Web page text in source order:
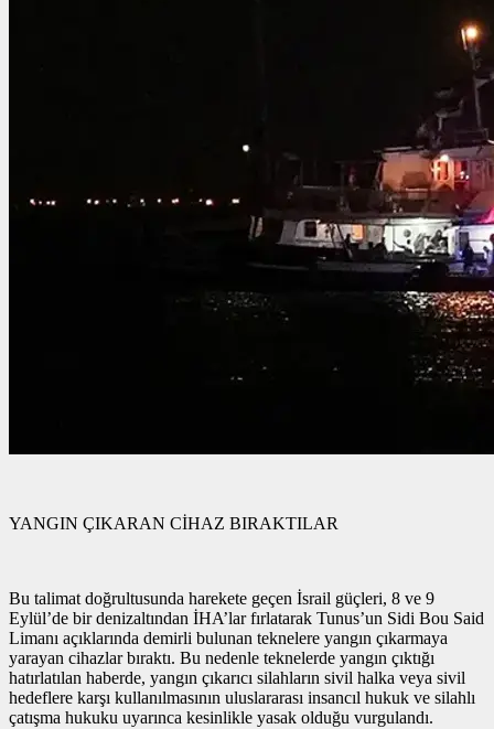
YANGIN ÇIKARAN CİHAZ BIRAKTILAR
Bu talimat doğrultusunda harekete geçen İsrail güçleri, 8 ve 9
Eylül’de bir denizaltından İHA’lar fırlatarak Tunus’un Sidi Bou Said
Limanı açıklarında demirli bulunan teknelere yangın çıkarmaya
yarayan cihazlar bıraktı. Bu nedenle teknelerde yangın çıktığı
hatırlatılan haberde, yangın çıkarıcı silahların sivil halka veya sivil
hedeflere karşı kullanılmasının uluslararası insancıl hukuk ve silahlı
çatışma hukuku uyarınca kesinlikle yasak olduğu vurgulandı.